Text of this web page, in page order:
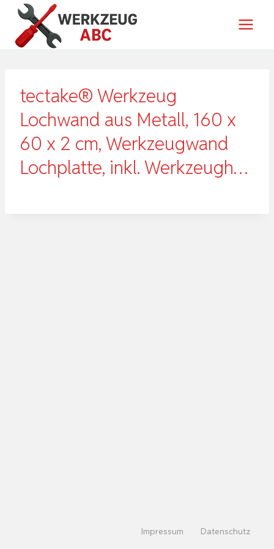
Zum
Inhalt
springen
tectake® Werkzeug
Lochwand aus Metall, 160 x
60 x 2 cm, Werkzeugwand
Lochplatte, inkl. Werkzeugh…
Impressum Datenschutz